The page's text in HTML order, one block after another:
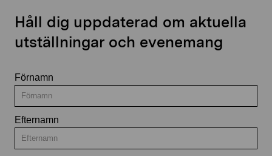
Håll dig uppdaterad om aktuella
utställningar och evenemang
Förnamn
Efternamn